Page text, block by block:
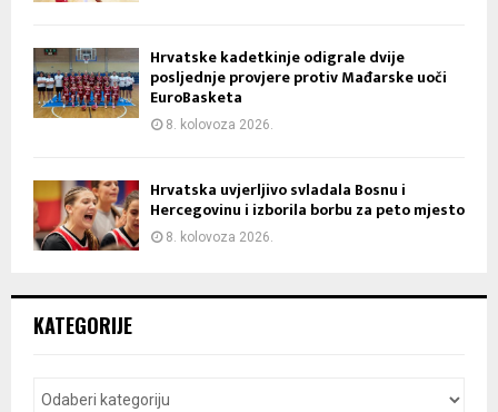
Hrvatske kadetkinje odigrale dvije
posljednje provjere protiv Mađarske uoči
EuroBasketa
8. kolovoza 2026.
Hrvatska uvjerljivo svladala Bosnu i
Hercegovinu i izborila borbu za peto mjesto
8. kolovoza 2026.
KATEGORIJE